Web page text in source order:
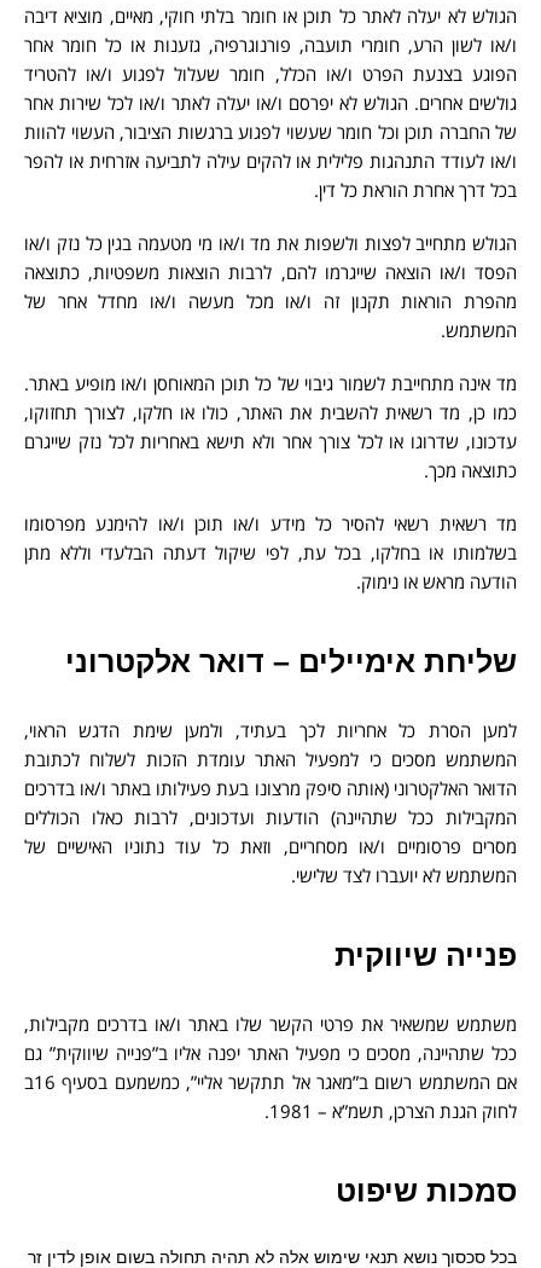
הגולש לא יעלה לאתר כל תוכן או חומר בלתי חוקי, מאיים, מוציא דיבה
ו/או לשון הרע, חומרי תועבה, פורנוגרפיה, גזענות או כל חומר אחר
הפוגע בצנעת הפרט ו/או הכלל, חומר שעלול לפגוע ו/או להטריד
גולשים אחרים. הגולש לא יפרסם ו/או יעלה לאתר ו/או לכל שירות אחר
של החברה תוכן וכל חומר שעשוי לפגוע ברגשות הציבור, העשוי להוות
ו/או לעודד התנהגות פלילית או להקים עילה לתביעה אזרחית או להפר
בכל דרך אחרת הוראת כל דין.
הגולש מתחייב לפצות ולשפות את מד ו/או מי מטעמה בגין כל נזק ו/או
הפסד ו/או הוצאה שייגרמו להם, לרבות הוצאות משפטיות, כתוצאה
מהפרת הוראות תקנון זה ו/או מכל מעשה ו/או מחדל אחר של
המשתמש.
מד אינה מתחייבת לשמור גיבוי של כל תוכן המאוחסן ו/או מופיע באתר.
כמו כן, מד רשאית להשבית את האתר, כולו או חלקו, לצורך תחזוקו,
עדכונו, שדרוגו או לכל צורך אחר ולא תישא באחריות לכל נזק שייגרם
כתוצאה מכך.
מד רשאית רשאי להסיר כל מידע ו/או תוכן ו/או להימנע מפרסומו
בשלמותו או בחלקו, בכל עת, לפי שיקול דעתה הבלעדי וללא מתן
הודעה מראש או נימוק.
שליחת אימיילים – דואר אלקטרוני
למען הסרת כל אחריות לכך בעתיד, ולמען שימת הדגש הראוי,
המשתמש מסכים כי למפעיל האתר עומדת הזכות לשלוח לכתובת
הדואר האלקטרוני (אותה סיפק מרצונו בעת פעילותו באתר ו/או בדרכים
המקבילות ככל שתהיינה) הודעות ועדכונים, לרבות כאלו הכוללים
מסרים פרסומיים ו/או מסחריים, וזאת כל עוד נתוניו האישיים של
המשתמש לא יועברו לצד שלישי.
פנייה שיווקית
משתמש שמשאיר את פרטי הקשר שלו באתר ו/או בדרכים מקבילות,
ככל שתהיינה, מסכים כי מפעיל האתר יפנה אליו ב”פנייה שיווקית” גם
אם המשתמש רשום ב”מאגר אל תתקשר אליי”, כמשמעם בסעיף 16ב
לחוק הגנת הצרכן, תשמ”א – 1981.
סמכות שיפוט
בכל סכסוך נושא תנאי שימוש אלה לא תהיה תחולה בשום אופן לדין זר